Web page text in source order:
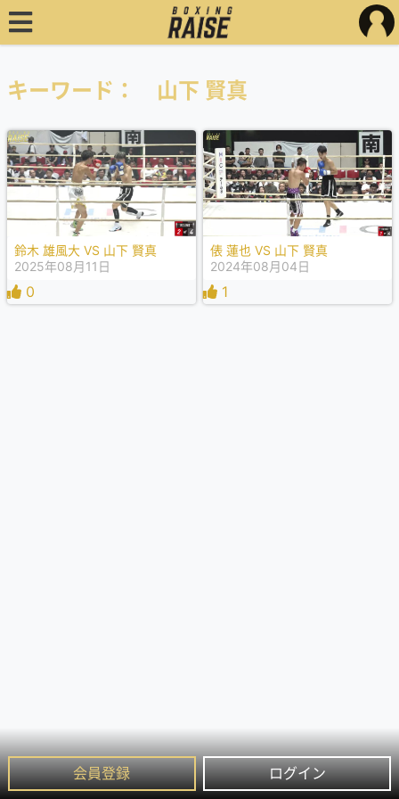
会員登録 ログイン
キーワード： 山下 賢真
鈴木 雄風大 VS 山下 賢真
2025年08月11日
0
俵 蓮也 VS 山下 賢真
2024年08月04日
1